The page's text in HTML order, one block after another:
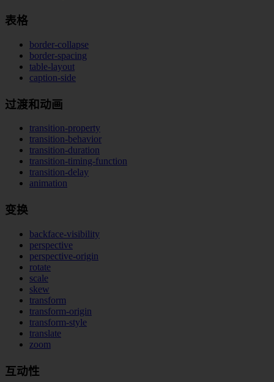
表格
border-collapse
border-spacing
table-layout
caption-side
过渡和动画
transition-property
transition-behavior
transition-duration
transition-timing-function
transition-delay
animation
变换
backface-visibility
perspective
perspective-origin
rotate
scale
skew
transform
transform-origin
transform-style
translate
zoom
互动性